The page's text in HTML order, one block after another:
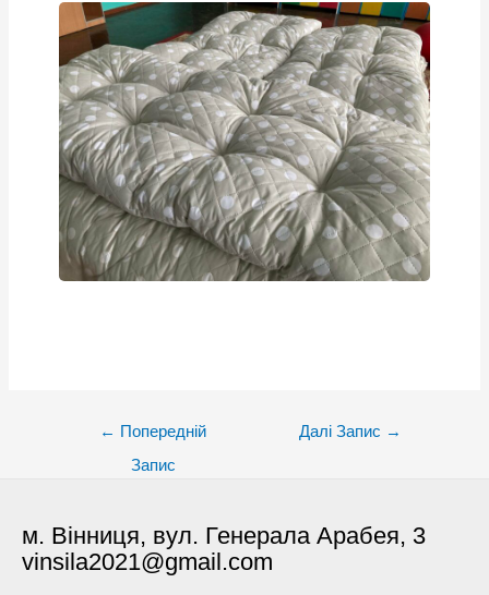
← Попередній
Запис
Далі Запис →
м. Вінниця, вул. Генерала Арабея, 3
vinsila2021@gmail.com